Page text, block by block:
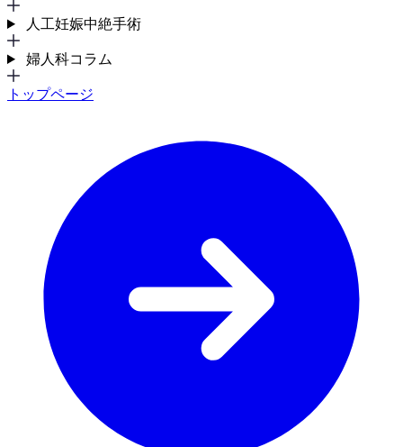
人工妊娠中絶手術
婦人科コラム
トップページ